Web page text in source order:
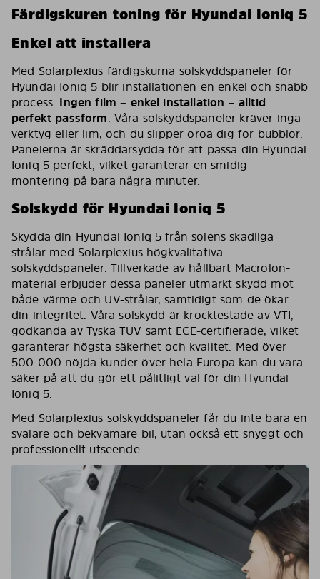
Färdigskuren toning för Hyundai Ioniq 5
Enkel att installera
Med Solarplexius färdigskurna solskyddspaneler för
Hyundai Ioniq 5 blir installationen en enkel och snabb
process. Ingen film – enkel installation – alltid
perfekt passform. Våra solskyddspaneler kräver inga
verktyg eller lim, och du slipper oroa dig för bubblor.
Panelerna är skräddarsydda för att passa din Hyundai
Ioniq 5 perfekt, vilket garanterar en smidig
montering på bara några minuter.
Solskydd för Hyundai Ioniq 5
Skydda din Hyundai Ioniq 5 från solens skadliga
strålar med Solarplexius högkvalitativa
solskyddspaneler. Tillverkade av hållbart Macrolon-
material erbjuder dessa paneler utmärkt skydd mot
både värme och UV-strålar, samtidigt som de ökar
din integritet. Våra solskydd är krocktestade av VTI,
godkända av Tyska TÜV samt ECE-certifierade, vilket
garanterar högsta säkerhet och kvalitet. Med över
500 000 nöjda kunder över hela Europa kan du vara
säker på att du gör ett pålitligt val för din Hyundai
Ioniq 5.
Med Solarplexius solskyddspaneler får du inte bara en
svalare och bekvämare bil, utan också ett snyggt och
professionellt utseende.